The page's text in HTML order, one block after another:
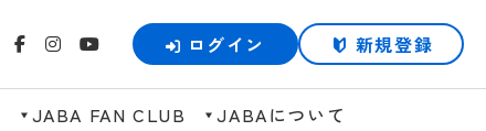
ログイン 新規登録
JABA FAN CLUB JABAについて